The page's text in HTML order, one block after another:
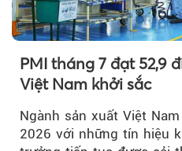
PMI tháng 7 đạt 52,9
Việt Nam khởi sắc
Ngành sản xuất Việt
2026 với những tín hiệu